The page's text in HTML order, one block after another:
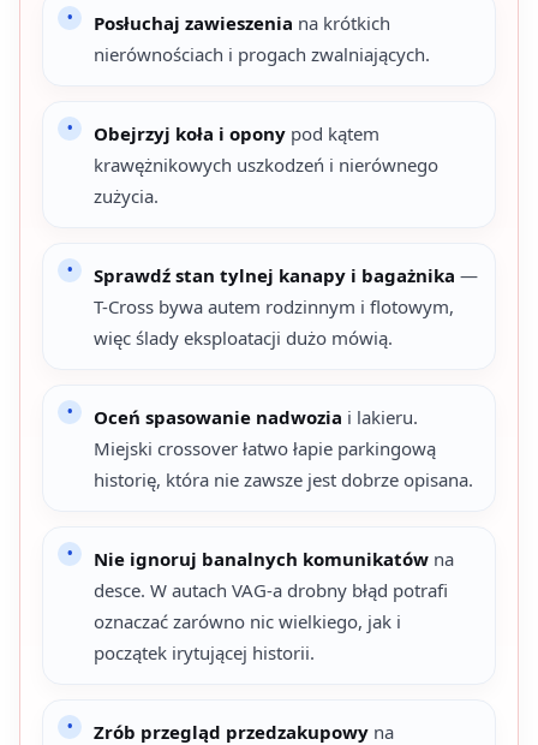
Posłuchaj zawieszenia na krótkich
nierównościach i progach zwalniających.
Obejrzyj koła i opony pod kątem
krawężnikowych uszkodzeń i nierównego
zużycia.
Sprawdź stan tylnej kanapy i bagażnika —
T-Cross bywa autem rodzinnym i flotowym,
więc ślady eksploatacji dużo mówią.
Oceń spasowanie nadwozia i lakieru.
Miejski crossover łatwo łapie parkingową
historię, która nie zawsze jest dobrze opisana.
Nie ignoruj banalnych komunikatów na
desce. W autach VAG-a drobny błąd potrafi
oznaczać zarówno nic wielkiego, jak i
początek irytującej historii.
Zrób przegląd przedzakupowy na